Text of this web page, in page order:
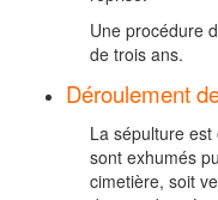
Une procédure
de trois ans.
Déroulement
La sépulture
sont exhumés
cimetière, soit